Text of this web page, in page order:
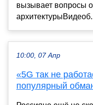
вызывает вопросы о
10:00, 07 Апр
«5G так не
популярный